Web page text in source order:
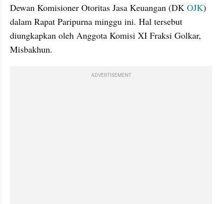
Dewan Komisioner Otoritas Jasa Keuangan (DK OJK)
dalam Rapat Paripurna minggu ini. Hal tersebut
diungkapkan oleh Anggota Komisi XI Fraksi Golkar,
Misbakhun.
ADVERTISEMENT